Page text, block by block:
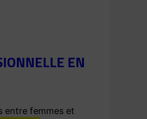
EN
entre femmes et